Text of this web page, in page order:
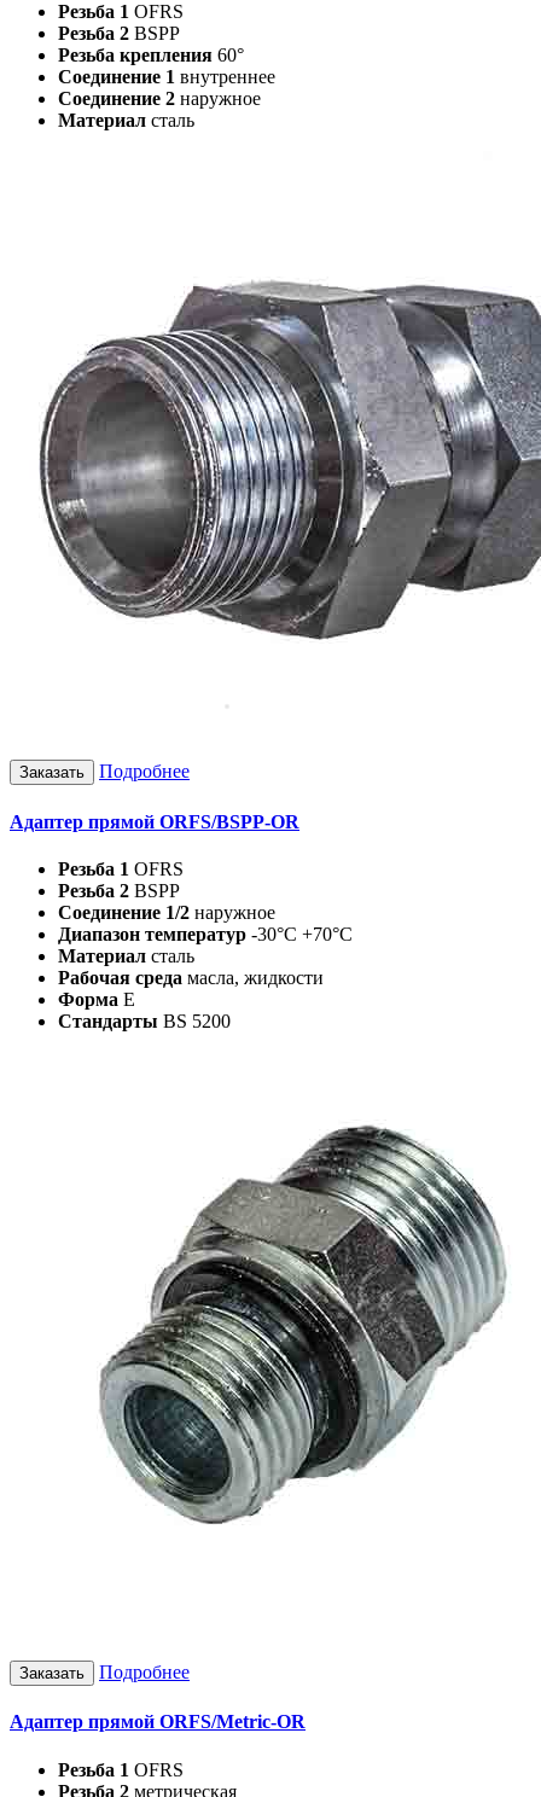
Резьба 1 OFRS
Резьба 2 BSPP
Резьба крепления 60°
Соединение 1 внутреннее
Соединение 2 наружное
Материал сталь
Заказать Подробнее
Адаптер прямой ORFS/BSPP-OR
Резьба 1 OFRS
Резьба 2 BSPP
Соединение 1/2 наружное
Диапазон температур -30°C +70°C
Материал сталь
Рабочая среда масла, жидкости
Форма Е
Стандарты BS 5200
Заказать Подробнее
Адаптер прямой ORFS/Metric-OR
Резьба 1 OFRS
Резьба 2 метрическая